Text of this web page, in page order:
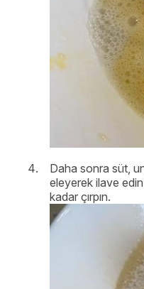
Daha sonra süt,
eleyerek ilave
kadar çırpın.